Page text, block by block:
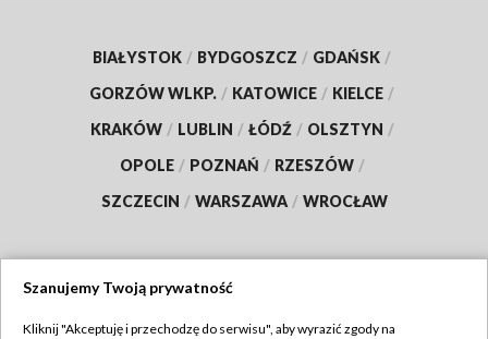
BIAŁYSTOK / BYDGOSZCZ / GDAŃSK /
GORZÓW WLKP. / KATOWICE / KIELCE /
KRAKÓW / LUBLIN / ŁÓDŹ / OLSZTYN /
OPOLE / POZNAŃ / RZESZÓW /
SZCZECIN / WARSZAWA / WROCŁAW
Szanujemy Twoją prywatność
Kliknij "Akceptuję i przechodzę do serwisu", aby wyrazić zgody na